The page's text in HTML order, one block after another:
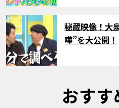
サムネイル
秘蔵映像！大
嘩”を大公開！
おす